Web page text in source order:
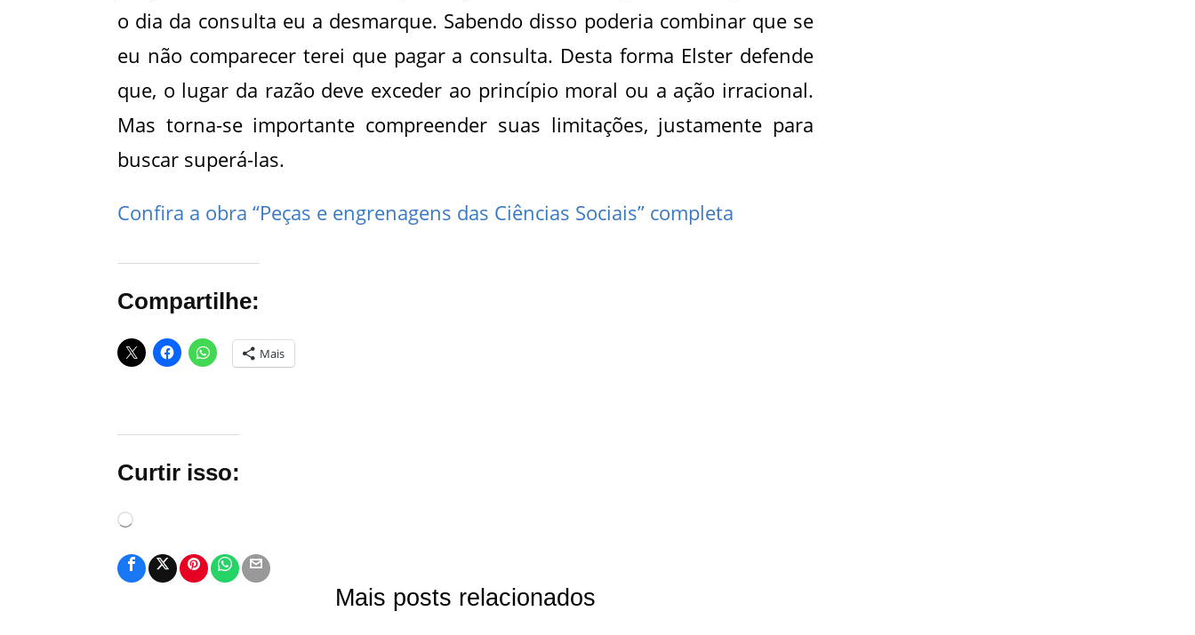
o dia da consulta eu a desmarque. Sabendo disso poderia combinar que se
eu não comparecer terei que pagar a consulta. Desta forma Elster defende
que, o lugar da razão deve exceder ao princípio moral ou a ação irracional.
Mas torna-se importante compreender suas limitações, justamente para
buscar superá-las.
Confira a obra “Peças e engrenagens das Ciências Sociais” completa
Compartilhe:
Mais
Curtir isso:
Mais posts relacionados